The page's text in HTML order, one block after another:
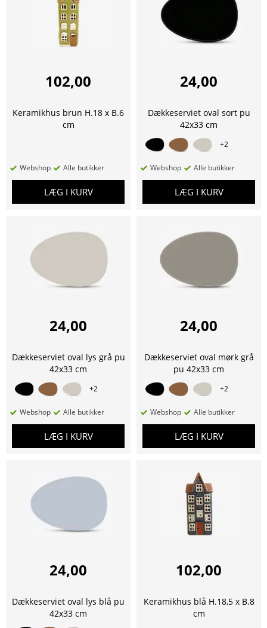
102,00
Keramikhus brun H.18 x B.6
cm
Webshop Alle butikker
LÆG I KURV
24,00
Dækkeserviet oval sort pu
42x33 cm
+2
Webshop Alle butikker
LÆG I KURV
24,00
Dækkeserviet oval lys grå pu
42x33 cm
+2
Webshop Alle butikker
LÆG I KURV
24,00
Dækkeserviet oval mørk grå
pu 42x33 cm
+2
Webshop Alle butikker
LÆG I KURV
24,00
Dækkeserviet oval lys blå pu
42x33 cm
102,00
Keramikhus blå H.18,5 x B.8
cm